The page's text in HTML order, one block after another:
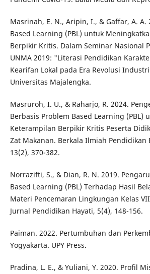
Masrinah, E. N., Aripin, I., & Gaffar, A. A.
Based Learning (PBL) untuk
Berpikir Kritis. Dalam Seminar Nasional
UNMA 2019: "Literasi Pendidikan
Kearifan Lokal pada Era Revolusi
Universitas Majalengka.
Masruroh, I. U., & Raharjo, R. 2024.
Berbasis Problem Based Learning (PBL)
Keterampilan Berpikir Kritis Peserta
Zat Makanan. Berkala Ilmiah Pendidikan
13(2), 370-382.
Norrazifti, S., & Dian, R. N. 2019.
Based Learning (PBL) Terhadap Hasil
Materi Pencemaran Lingkungan Kelas
Jurnal Pendidikan Hayati, 5(4), 148-156.
Paiman. 2022. Pertumbuhan dan
Yogyakarta. UPY Press.
Pradina, L. E., & Yuliani, Y. 2020. Profil